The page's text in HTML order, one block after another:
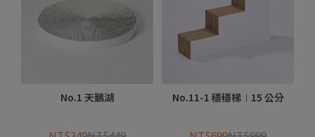
No.1 天鵝湖 No.11-1 穩穩梯︱15 公分